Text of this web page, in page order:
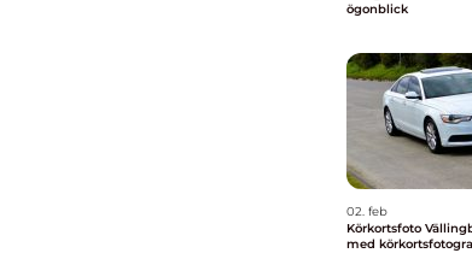
ögonblick
02. feb
Körkortsfoto
med